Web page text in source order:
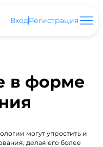
ВходРегистрация
в форме
могут упростить и
делая его более